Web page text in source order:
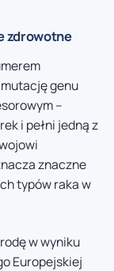
zdrowotne
genu
–
i pełni jedną z
znaczne
typów raka w
w wyniku
Europejskiej